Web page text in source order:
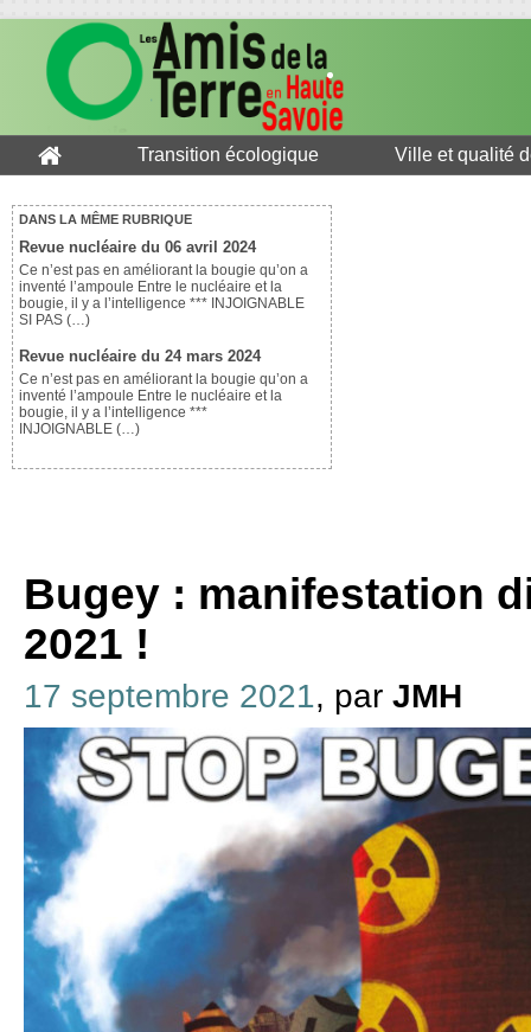
Transition écologique Ville et qualité
DANS LA MÊME RUBRIQUE
Revue nucléaire du 06 avril 2024
Ce n’est pas en améliorant la bougie qu’on a
inventé l’ampoule Entre le nucléaire et la
bougie, il y a l’intelligence *** INJOIGNABLE
SI PAS (…)
Revue nucléaire du 24 mars 2024
Ce n’est pas en améliorant la bougie qu’on a
inventé l’ampoule Entre le nucléaire et la
bougie, il y a l’intelligence ***
INJOIGNABLE (…)
Bugey : manifestation
2021 !
17 septembre 2021, par JMH